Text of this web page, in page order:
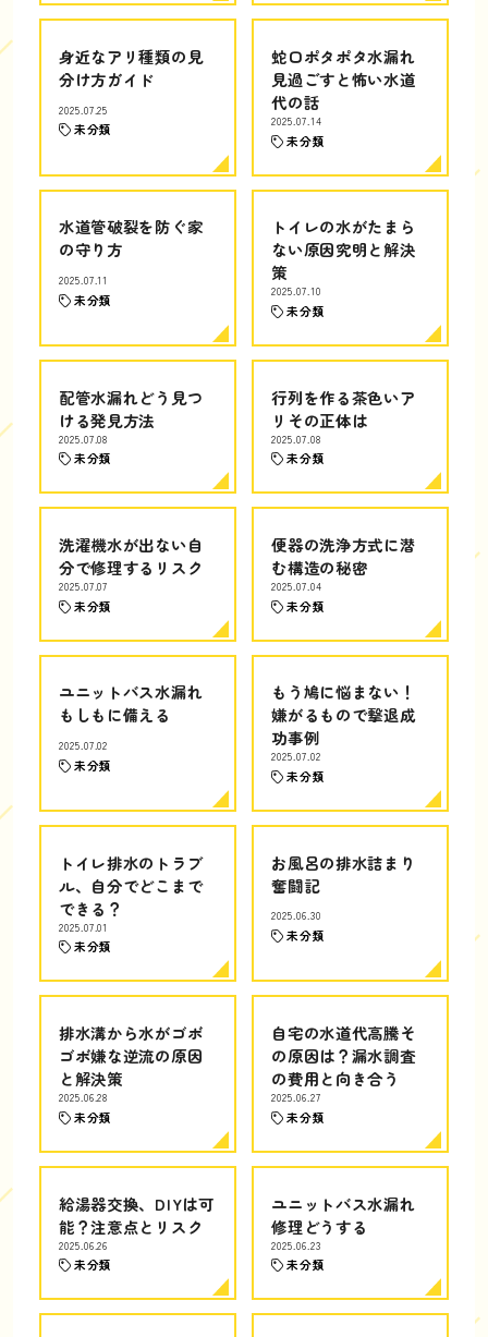
身近なアリ種類の見
分け方ガイド
2025.07.25
未分類
蛇口ポタポタ水漏れ
見過ごすと怖い水道
代の話
2025.07.14
未分類
水道管破裂を防ぐ家
の守り方
2025.07.11
未分類
トイレの水がたまら
ない原因究明と解決
策
2025.07.10
未分類
配管水漏れどう見つ
ける発見方法
2025.07.08
未分類
行列を作る茶色いア
リその正体は
2025.07.08
未分類
洗濯機水が出ない自
分で修理するリスク
2025.07.07
未分類
便器の洗浄方式に潜
む構造の秘密
2025.07.04
未分類
ユニットバス水漏れ
もしもに備える
2025.07.02
未分類
もう鳩に悩まない！
嫌がるもので撃退成
功事例
2025.07.02
未分類
トイレ排水のトラブ
ル、自分でどこまで
できる？
2025.07.01
未分類
お風呂の排水詰まり
奮闘記
2025.06.30
未分類
排水溝から水がゴボ
ゴボ嫌な逆流の原因
と解決策
2025.06.28
未分類
自宅の水道代高騰そ
の原因は？漏水調査
の費用と向き合う
2025.06.27
未分類
給湯器交換、DIYは可
能？注意点とリスク
2025.06.26
未分類
ユニットバス水漏れ
修理どうする
2025.06.23
未分類